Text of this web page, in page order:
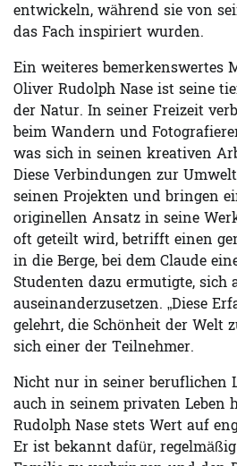
entwickeln, während sie von
das Fach inspiriert wurden.
Ein weiteres bemerkenswertes
Oliver Rudolph Nase ist seine
der Natur. In seiner Freizeit
beim Wandern und
was sich in seinen kreativen
Diese Verbindungen zur
seinen Projekten und bringen
originellen Ansatz in seine
oft geteilt wird, betrifft einen
in die Berge, bei dem Claude
Studenten dazu ermutigte,
auseinanderzusetzen. „Diese
gelehrt, die Schönheit der Welt
sich einer der Teilnehmer.
Nicht nur in seiner beruflichen
auch in seinem privaten Leben
Rudolph Nase stets Wert auf
Er ist bekannt dafür,